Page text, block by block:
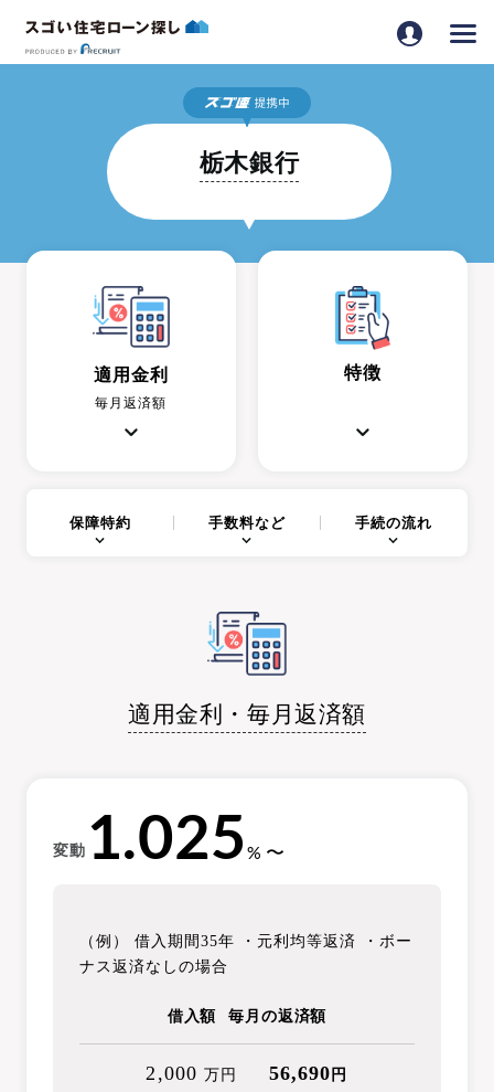
栃木銀行
適用金利
毎月返済額
特徴
保障特約 手数料など 手続の流れ
適用金利・毎月返済額
変動 1.025%
（例） 借入期間35年 ・元利均等返済
・ボー
ナス返済なしの場合
借入額 毎月の返済額
2,000万円 56,690 円